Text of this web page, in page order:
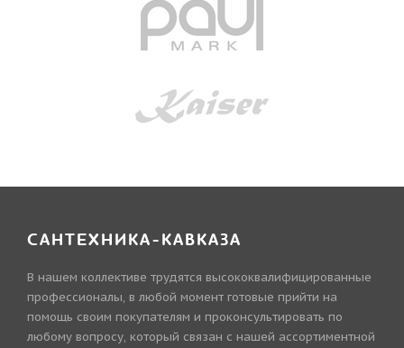
САНТЕХНИКА-КАВКАЗА
В нашем коллективе трудятся высококвалифицированные
профессионалы, в любой момент готовые прийти на
помощь своим покупателям и проконсультировать по
любому вопросу, который связан с нашей ассортиментной